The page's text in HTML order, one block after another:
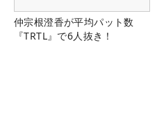
仲宗根澄香が平均パット数
『TRTL』で6人抜き！